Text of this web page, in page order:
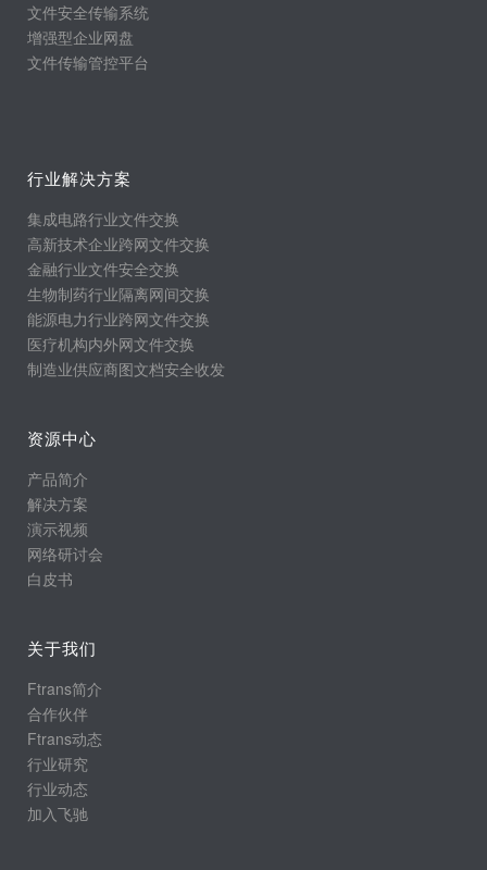
文件安全传输系统
增强型企业网盘
文件传输管控平台
行业解决方案
集成电路行业文件交换
高新技术企业跨网文件交换
金融行业文件安全交换
生物制药行业隔离网间交换
能源电力行业跨网文件交换
医疗机构内外网文件交换
制造业供应商图文档安全收发
资源中心
产品简介
解决方案
演示视频
网络研讨会
白皮书
关于我们
Ftrans简介
合作伙伴
Ftrans动态
行业研究
行业动态
加入飞驰